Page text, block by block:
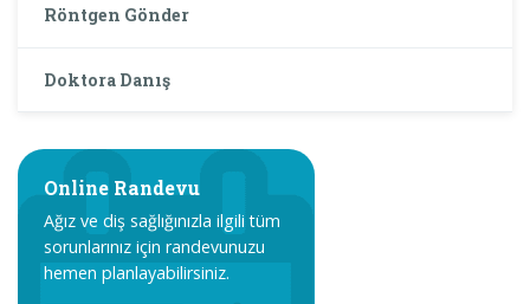
Röntgen Gönder
Doktora Danış
Online Randevu
Ağız ve diş sağlığınızla ilgili tüm
sorunlarınız için randevunuzu
hemen planlayabilirsiniz.